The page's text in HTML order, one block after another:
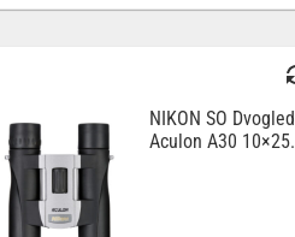
NIKON SO Dvogled
Aculon A30 10×25